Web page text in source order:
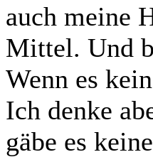
auch meine
Mittel. Und
Wenn es
Ich denke
gäbe es